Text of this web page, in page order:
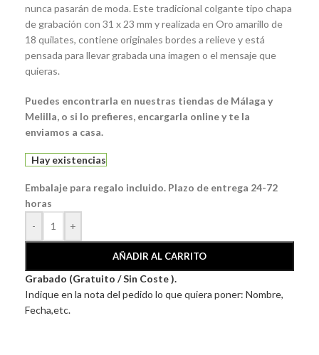
nunca pasarán de moda. Este tradicional colgante tipo chapa
de grabación con 31 x 23 mm y realizada en Oro amarillo de
18 quilates, contiene originales bordes a relieve y está
pensada para llevar grabada una imagen o el mensaje que
quieras.
Puedes encontrarla en nuestras tiendas de Málaga y
Melilla, o si lo prefieres, encargarla online y te la
enviamos a casa.
Hay existencias
Embalaje para regalo incluido. Plazo de entrega 24-72
horas
-
+
AÑADIR AL CARRITO
Grabado (Gratuito / Sin Coste ).
Indique en la nota del pedido lo que quiera poner: Nombre,
Fecha,etc.